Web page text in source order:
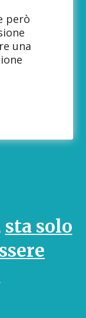
però
una
sta solo